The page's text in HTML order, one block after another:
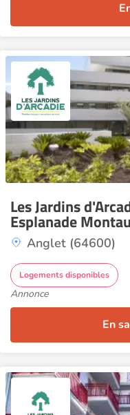
Les Jardins
Esplanade
Anglet (64600)
Logements disponibles
Annonce
En